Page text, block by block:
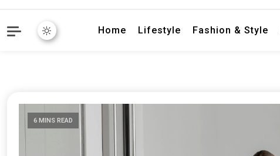
Home Lifestyle Fashion & Style
6 MINS READ